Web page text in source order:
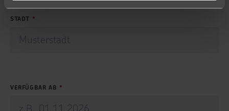
STADT
VERFÜGBAR AB